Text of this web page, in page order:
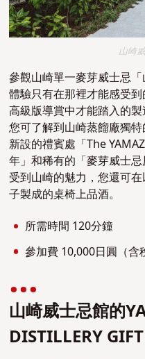
山崎
參觀山崎單一麥芽威士忌
體驗只有在那裡才能感受
高級版導賞中才能踏入的
您可了解到山崎蒸餾廠獨
新設的禮賓處「The
年」和稀有的「麥芽威士
受到山崎的魅力，您還可
子製成的桌椅上品酒。
所需時間 120分鐘
參加費 10,000日圓（含
山崎威士忌館的
DISTILLERY